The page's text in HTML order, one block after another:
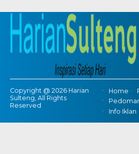
Copyright @ 2026 Harian
Sulteng, All Rights
Reserved
Home
Info Iklan